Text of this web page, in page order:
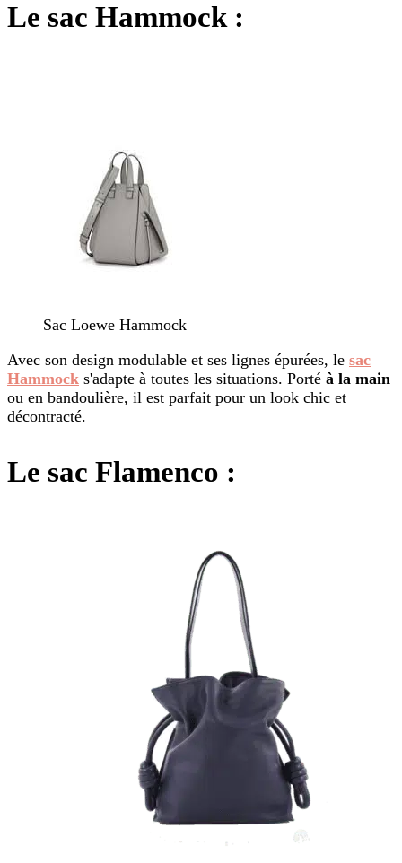
Le sac Hammock :
Sac Loewe Hammock
Avec son design modulable et ses lignes épurées, le sac
Hammock s'adapte à toutes les situations. Porté à la main
ou en bandoulière, il est parfait pour un look chic et
décontracté.
Le sac Flamenco :